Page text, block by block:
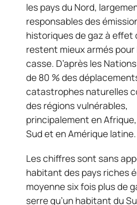
les pays du Nord,
responsables des
historiques de gaz à effet
restent mieux armés pour
casse. D’après les
de 80 % des
catastrophes naturelles
des régions vulnérables,
principalement en
Sud et en Amérique latine.
Les chiffres sont sans
habitant des pays riches
moyenne six fois plus de
serre qu’un habitant du